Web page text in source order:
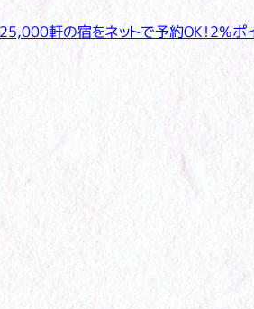
軒の宿をネットで予約OK！2％ポ